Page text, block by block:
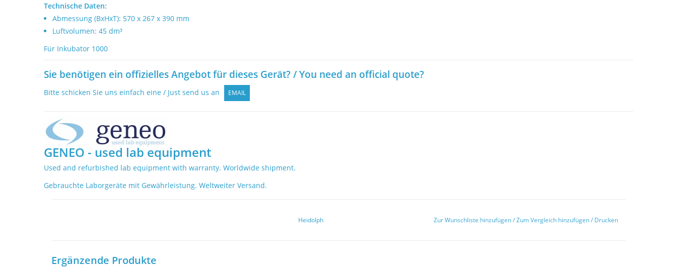
Technische Daten:
Abmessung (BxHxT): 570 x 267 x 390 mm
Luftvolumen: 45 dm³
Für Inkubator 1000
Sie benötigen ein offizielles Angebot für dieses Gerät? / You need an official quote?
Bitte schicken Sie uns einfach eine / Just send us an EMAIL
GENEO - used lab equipment
Used and refurbished lab equipment with warranty. Worldwide shipment.
Gebrauchte Laborgeräte mit Gewährleistung. Weltweiter Versand.
Heidolph Zur Wunschliste hinzufügen/Zum Vergleich hinzufügen/ Drucken
Ergänzende Produkte